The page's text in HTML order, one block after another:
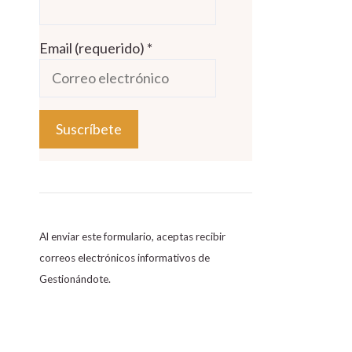
Email (requerido) *
o
s
t
a
Al enviar este formulario, aceptas recibir
correos electrónicos informativos de
Gestionándote.